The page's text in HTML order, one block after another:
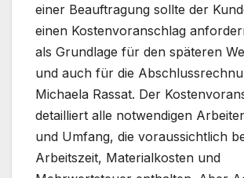
einer Beauftragung sollte der
einen Kostenvoranschlag
als Grundlage für den späteren
und auch für die
Michaela Rassat. Der
detailliert alle notwendigen
und Umfang, die voraussichtlich
Arbeitszeit, Materialkosten und